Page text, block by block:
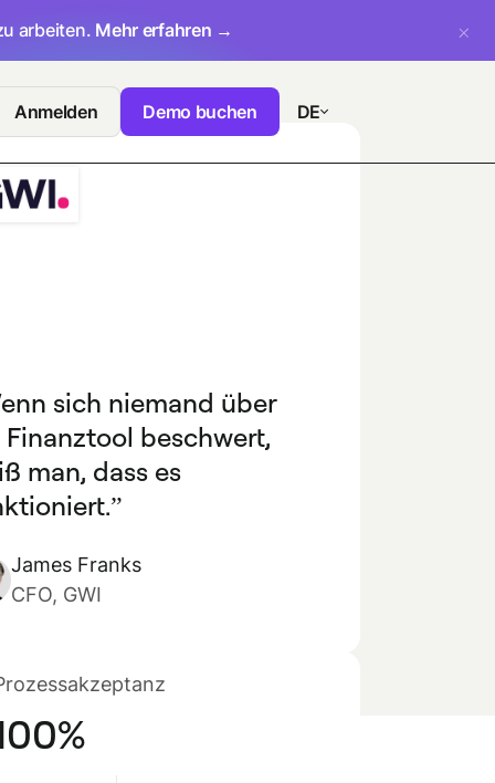
arbeiten. Mehr erfahren →
Anmelden Demo buchen DE
sich niemand über
Finanztool beschwert,
man, dass es
James Franks
CFO, GWI